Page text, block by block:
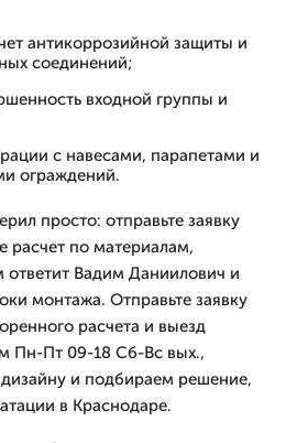
антикоррозийной защиты и
соединений;
входной группы и
с навесами, парапетами и
ограждений.
просто: отправьте заявку
расчет по материалам,
ответит Вадим Даниилович и
монтажа. Отправьте заявку
расчета и выезд
Пн-Пт 09-18 Сб-Вс вых.,
и подбираем решение,
в Краснодаре.